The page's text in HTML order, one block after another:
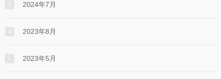
2024年7月
2023年8月
2023年5月